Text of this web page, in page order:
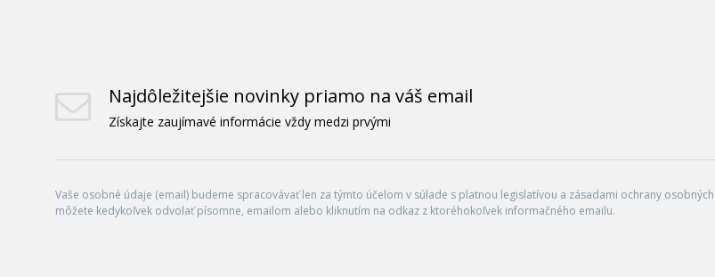
Najdôležitejšie novinky priamo na váš email
Získajte zaujímavé informácie vždy medzi prvými
Vaše osobné údaje (email) budeme spracovávať len za týmto účelom v súlade s platnou legislatívou a zásadami ochrany
môžete kedykoľvek odvolať písomne, emailom alebo kliknutím na odkaz z ktoréhokoľvek informačného emailu.